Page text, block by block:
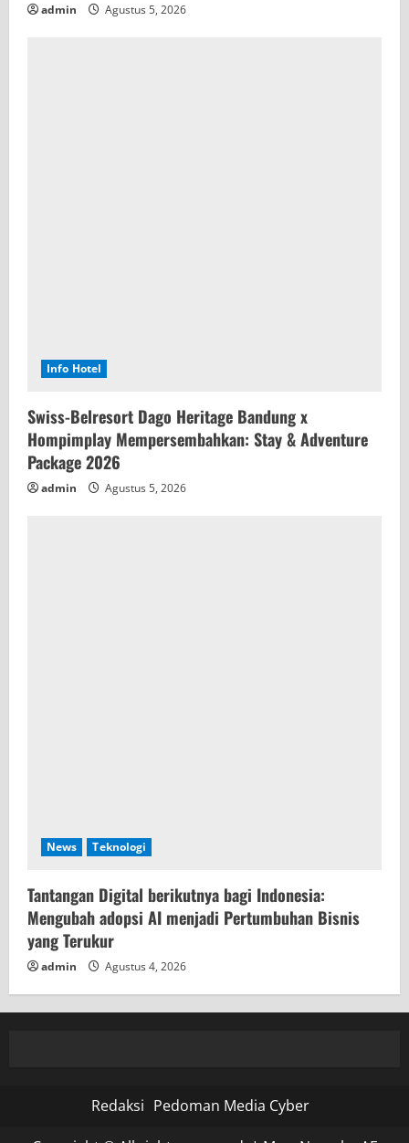
admin Agustus 5, 2026
Info Hotel
Swiss-Belresort Dago Heritage Bandung x
Hompimplay Mempersembahkan: Stay & Adventure
Package 2026
admin Agustus 5, 2026
News Teknologi
Tantangan Digital berikutnya bagi Indonesia:
Mengubah adopsi AI menjadi Pertumbuhan Bisnis
yang Terukur
admin Agustus 4, 2026
Redaksi Pedoman Media Cyber